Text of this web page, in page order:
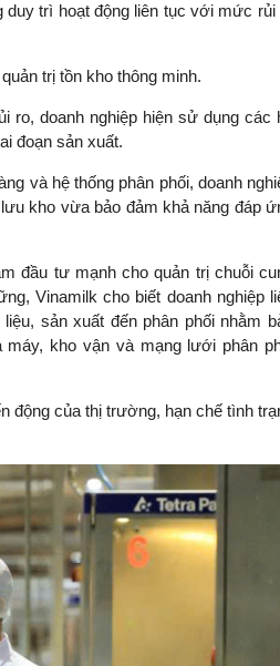
duy trì hoạt động liên tục với mức rủi
trị tồn kho thông minh.
ro, doanh nghiệp hiện sử dụng các
đoạn sản xuất.
và hệ thống phân phối, doanh
kho vừa bảo đảm khả năng đáp
đầu tư mạnh cho quản trị chuỗi
Vinamilk cho biết doanh nghiệp
sản xuất đến phân phối nhằm
máy, kho vận và mạng lưới phân
động của thị trường, hạn chế tình